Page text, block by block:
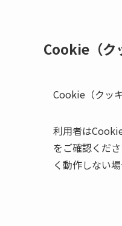
Cookie（ク
Cookie（クッ
利用者は
をご確認くだ
く動作しない場